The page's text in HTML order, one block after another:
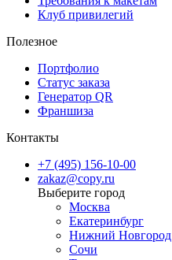
Клуб привилегий
Полезное
Портфолио
Статус заказа
Генератор QR
Франшиза
Контакты
+7 (495) 156-10-00
zakaz@copy.ru
Москва
Екатеринбург
Нижний Новгород
Сочи